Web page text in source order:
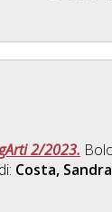
2/2023.
Costa, Sandra